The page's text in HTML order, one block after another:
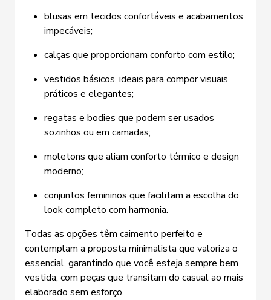
blusas em tecidos confortáveis e acabamentos
impecáveis;
calças que proporcionam conforto com estilo;
vestidos básicos, ideais para compor visuais
práticos e elegantes;
regatas e bodies que podem ser usados
sozinhos ou em camadas;
moletons que aliam conforto térmico e design
moderno;
conjuntos femininos que facilitam a escolha do
look completo com harmonia.
Todas as opções têm caimento perfeito e
contemplam a proposta minimalista que valoriza o
essencial, garantindo que você esteja sempre bem
vestida, com peças que transitam do casual ao mais
elaborado sem esforço.